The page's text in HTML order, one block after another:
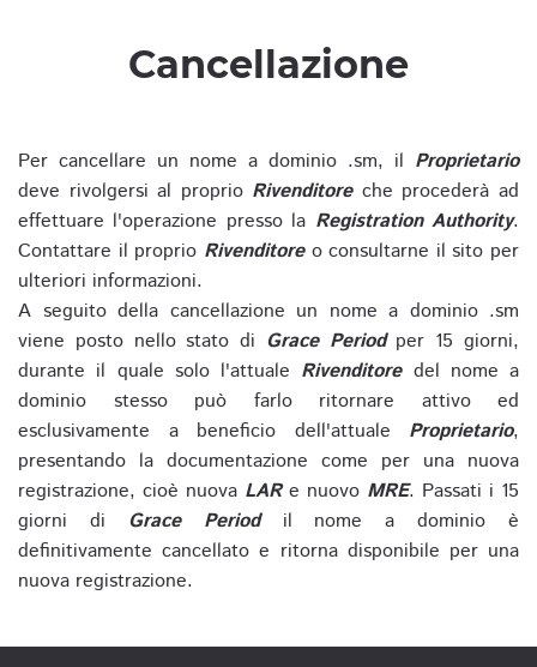
Cancellazione
Per cancellare un nome a dominio .sm, il Proprietario
deve rivolgersi al proprio Rivenditoreche procederà ad
effettuare l'operazione presso la Registration Authority.
Contattare il proprio Rivenditoreo consultarne il sito per
ulteriori informazioni.
A seguito della cancellazione un nome a dominio .sm
viene posto nello stato di Grace Periodper 15 giorni,
durante il quale solo l'attuale Rivenditoredel nome a
dominio stesso può farlo ritornare attivo ed
esclusivamente a beneficio dell'attuale Proprietario,
presentando la documentazione come per una nuova
registrazione, cioè nuova LARe nuovo MRE. Passati i 15
giorni di Grace Periodil nome a dominio è
definitivamente cancellato e ritorna disponibile per una
nuova registrazione.